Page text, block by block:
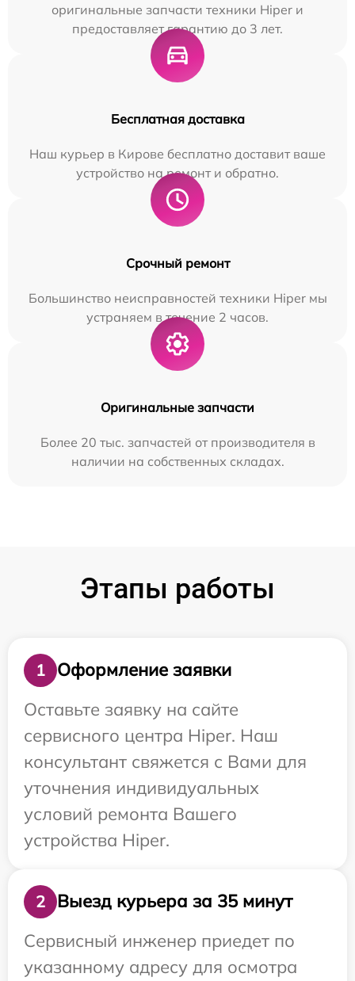
оригинальные запчасти техники Hiper и
предоставляет гарантию до 3 лет.
Бесплатная доставка
Наш курьер в Кирове бесплатно доставит ваше
устройство на ремонт и обратно.
Срочный ремонт
Большинство неисправностей техники Hiper мы
устраняем в течение 2 часов.
Оригинальные запчасти
Более 20 тыс. запчастей от производителя в
наличии на собственных складах.
Этапы работы
1
Оформление заявки
Оставьте заявку на сайте
сервисного центра Hiper. Наш
консультант свяжется с Вами для
уточнения индивидуальных
условий ремонта Вашего
устройства Hiper.
2
Выезд курьера за 35 минут
Сервисный инженер приедет по
указанному адресу для осмотра